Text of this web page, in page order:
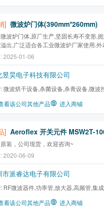
] 微波炉门体(390mm*260mm)
波炉门体,原厂生产,坚固长寿不变形,
出,广泛适合各工业微波炉厂家使用.
2025-01-06
昱昊电子科技有限公司
微波烘干设备,杀菌设备,杀青设备,微波
看该公司其他产品
进入商铺
]
装，公司现货，欢迎咨询~
2020-06-09
市派睿达电子有限公司
RF微波器件,功率管,放大器,高频管,集
看该公司其他产品
进入商铺